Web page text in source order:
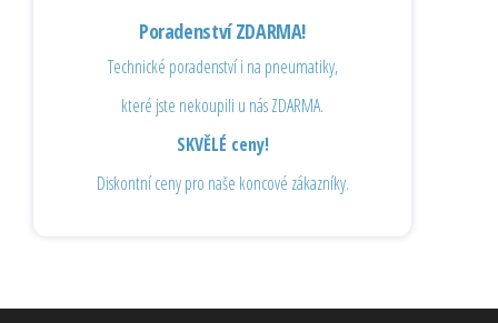
Poradenství ZDARMA!
Technické poradenství i na pneumatiky,
které jste nekoupili u nás ZDARMA.
SKVĚLÉ ceny!
Diskontní ceny pro naše koncové zákazníky.